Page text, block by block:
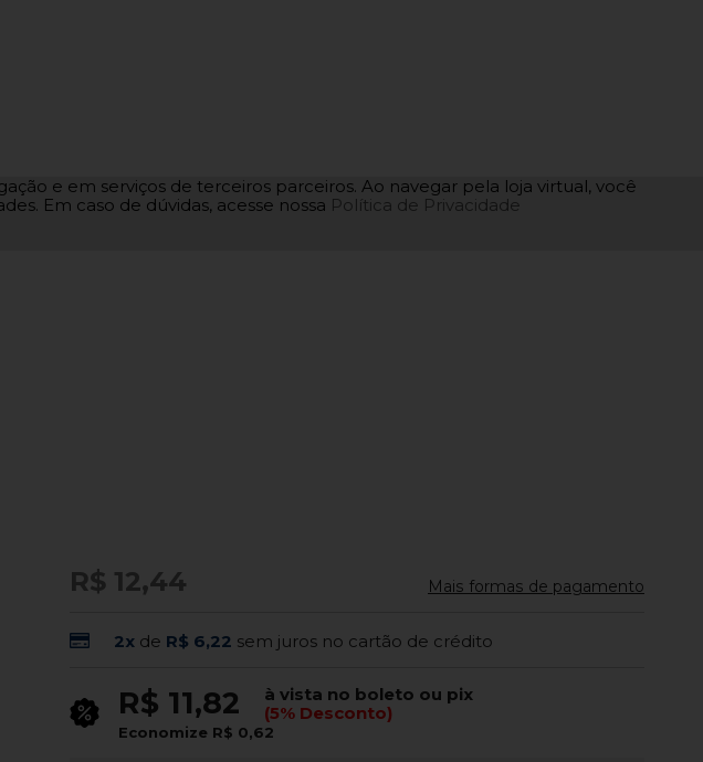
e em serviços de terceiros parceiros. Ao navegar pela loja virtual, você
Em caso de dúvidas, acesse nossa Política de Privacidade
R$ 12,44 Mais formas de pagamento
2x de R$ 6,22 sem juros no cartão de crédito
R$ 11,82
à vista no boleto ou pix
(5% Desconto)
Economize R$ 0,62